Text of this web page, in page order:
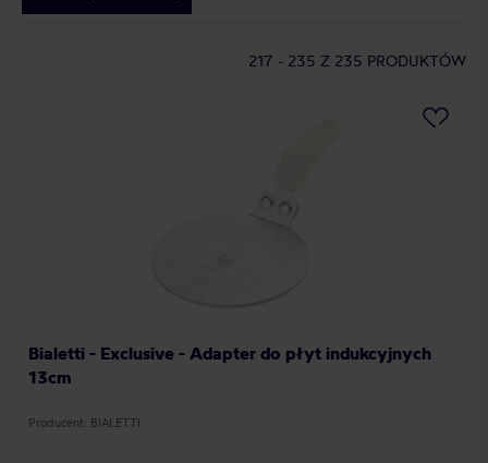
217 - 235 Z 235 PRODUKTÓW
Bialetti - Exclusive - Adapter do płyt indukcyjnych
13cm
Producent: BIALETTI